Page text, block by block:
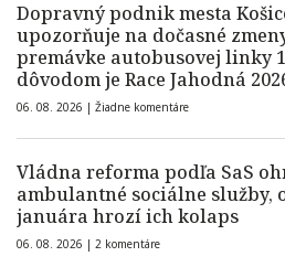
Dopravný podnik mesta
upozorňuje na dočasné
premávke autobusovej linky
dôvodom je Race Jahodná
06. 08. 2026 | Žiadne komentáre
Vládna reforma podľa SaS
ambulantné sociálne služby,
januára hrozí ich kolaps
06. 08. 2026 | 2 komentáre